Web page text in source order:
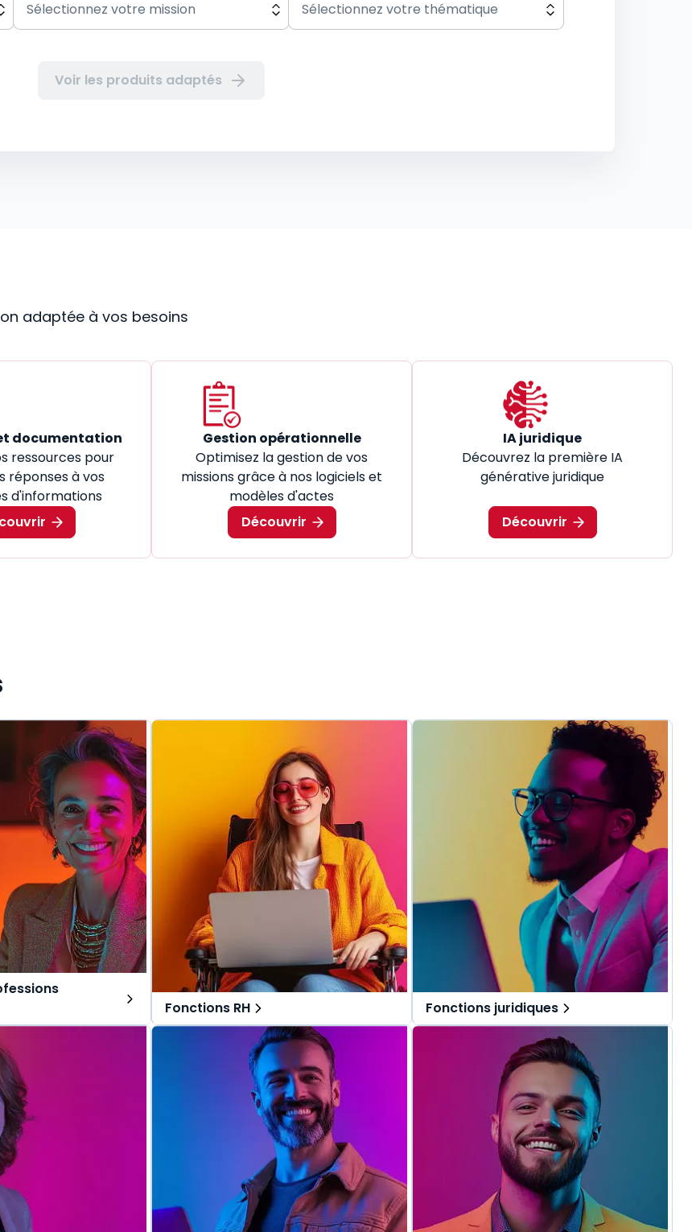
Voir les produits adaptés
adaptée à vos besoins
documentation
ressources pour
réponses à vos
d'informations
Gestion opérationnelle
Optimisez la gestion de vos
missions grâce à nos logiciels et
modèles d'actes
Découvrir
IA juridique
Découvrez la première IA
générative juridique
Découvrir
en-un, spécialement
avocats et professions
pour vous repérer dans
Fonctions RH
Des solutions tout-en-un, spécialement
pensées pour les fonctions RH.
Une offre globale pour vous repérer dans
vos missions au quotidien.
Fonctions juridiques
Des solutions tout-en-un, spécialement
pensées pour les fonctions juridiques.
Une offre globale pour vous repérer dans
vos missions au quotidien.